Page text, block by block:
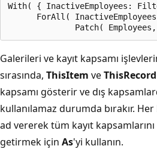
With( { InactiveEmployees:
ForAll(
Galerileri ve kayıt kapsamı
sırasında, ThisItem veThisRecord
kapsamı gösterir ve dış
kullanılamaz durumda bırakır.
ad vererek tüm kayıt
getirmek için As'yi kullanın.